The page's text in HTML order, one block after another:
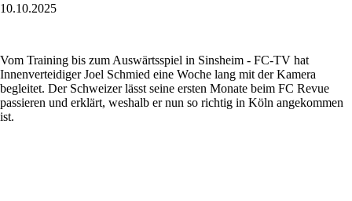
10.10.2025
Vom Training bis zum Auswärtsspiel in Sinsheim - FC-TV hat
Innenverteidiger Joel Schmied eine Woche lang mit der Kamera
begleitet. Der Schweizer lässt seine ersten Monate beim FC Revue
passieren und erklärt, weshalb er nun so richtig in Köln angekommen
ist.